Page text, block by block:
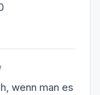
wenn man es